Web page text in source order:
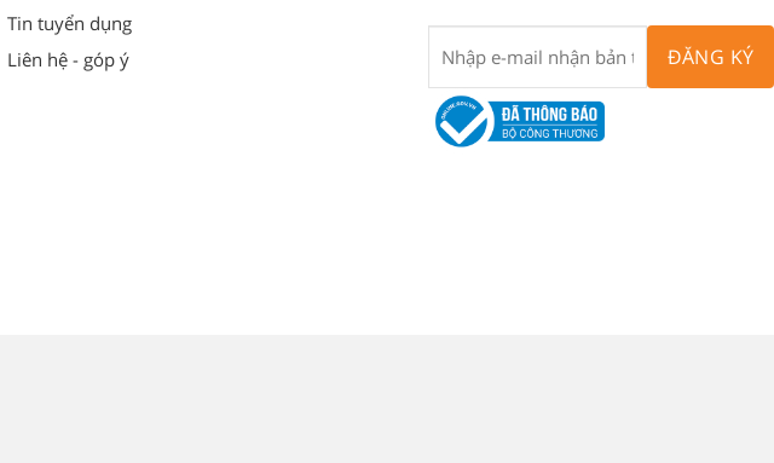
Tin tuyển dụng
Liên hệ - góp ý
ĐĂNG KÝ